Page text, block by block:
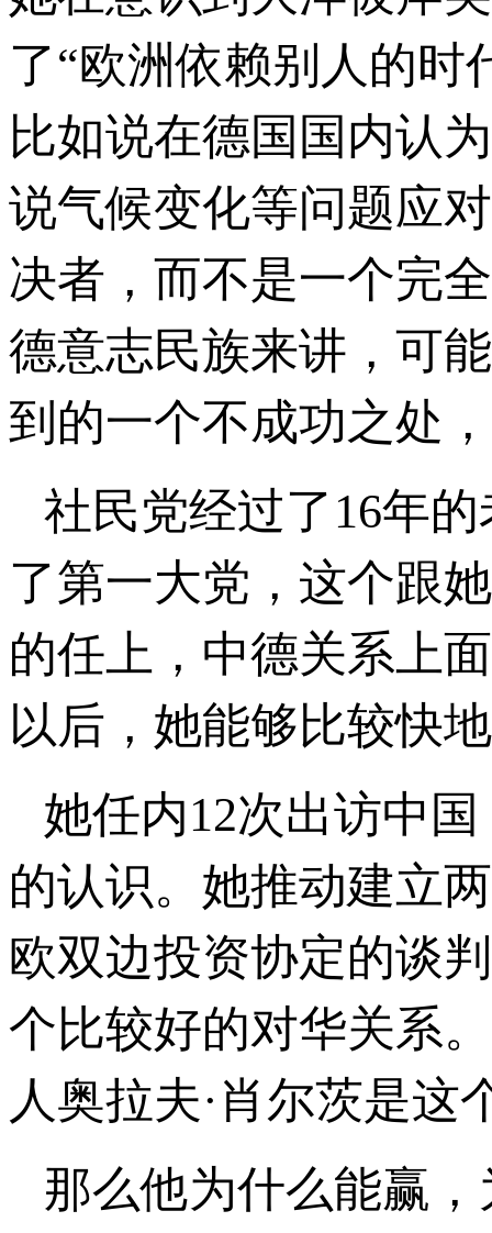
了“欧洲依赖别人的时
比如说在德国国内认
说气候变化等问题应
决者，而不是一个完
德意志民族来讲，可
到的一个不成功之处
社民党经过了16年
了第一大党，这个跟
的任上，中德关系上
以后，她能够比较快
她任内12次出访中
的认识。她推动建立
欧双边投资协定的谈
个比较好的对华关系
人奥拉夫·肖尔茨是这
那么他为什么能赢